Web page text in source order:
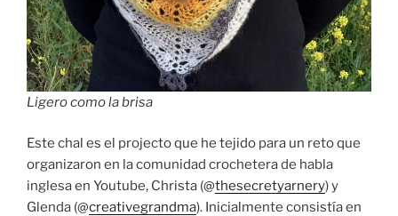
Ligero como la brisa
Este chal es el projecto que he tejido para un reto que
organizaron en la comunidad crochetera de habla
inglesa en Youtube, Christa (@thesecretyarnery) y
Glenda (@creativegrandma). Inicialmente consistía en